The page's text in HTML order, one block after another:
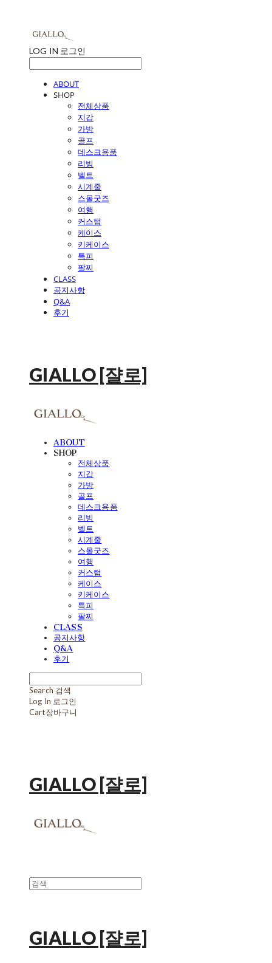
LOG IN 로그인
ABOUT
SHOP
전체상품
지갑
가방
골프
데스크용품
리빙
벨트
시계줄
스몰굿즈
여행
커스텀
케이스
키케이스
특피
팔찌
CLASS
공지사항
Q&A
후기
GIALLO [쟐로]
ABOUT
SHOP
전체상품
지갑
가방
골프
데스크용품
리빙
벨트
시계줄
스몰굿즈
여행
커스텀
케이스
키케이스
특피
팔찌
CLASS
공지사항
Q&A
후기
Search 검색
Log In 로그인
Cart장바구니
GIALLO [쟐로]
GIALLO [쟐로]